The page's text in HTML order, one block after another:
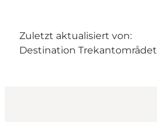
Zuletzt aktualisiert von:
Destination Trekantområdet